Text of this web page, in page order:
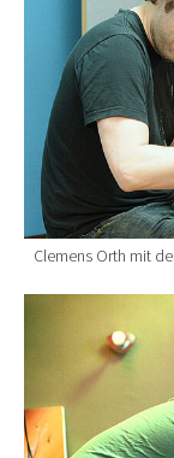
Clemens Orth mit
Show larger